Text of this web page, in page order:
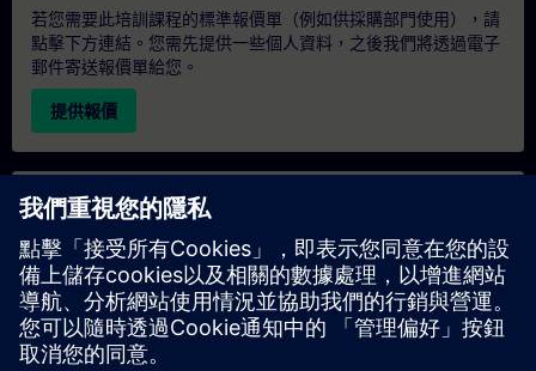
若您需要此培訓課程的標準報價單（例如供採購部門使用），請
點擊下方連結。您需先提供一些個人資料，之後我們將透過電子
郵件寄送報價單給您。
提供報價
專屬培訓諮詢
若您需要針對專屬培訓課程（無論是現場、線上或於我們的
SITRAIN 培訓中心舉辦）索取報價，請填寫下方的諮詢表單。此
類請求適合較大規模的團體（6 人以上）。提供您的聯絡資料及
培訓需求後，我們將向您發送報價單。
索取專屬報價